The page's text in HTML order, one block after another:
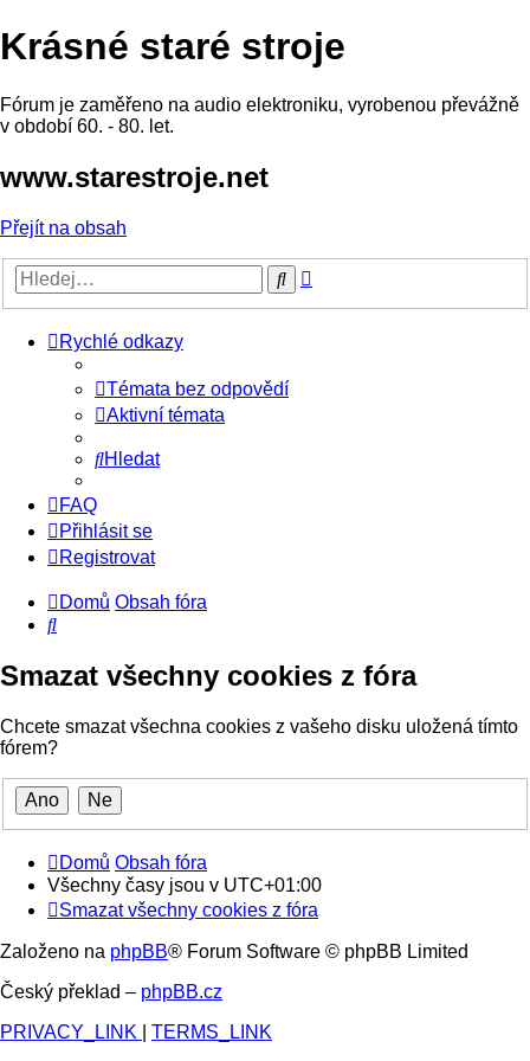
Krásné staré stroje
Fórum je zaměřeno na audio elektroniku, vyrobenou převážně
v období 60. - 80. let.
www.starestroje.net
Přejít na obsah
Hledat
Rychlé odkazy
Témata bez odpovědí
Aktivní témata
Hledat
FAQ
Přihlásit se
Registrovat
Domů Obsah fóra
Hledat
Smazat všechny cookies z fóra
Chcete smazat všechna cookies z vašeho disku uložená tímto
fórem?
Domů Obsah fóra
Všechny časy jsou v UTC+01:00
Smazat všechny cookies z fóra
Založeno na phpBB® Forum Software © phpBB Limited
Český překlad – phpBB.cz
PRIVACY_LINK
TERMS_LINK